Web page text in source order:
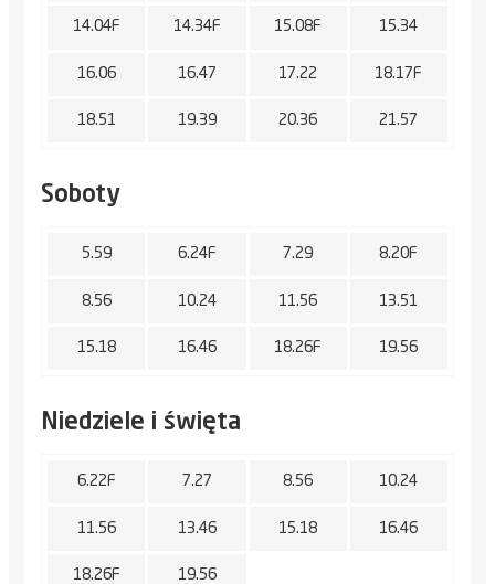
14.04F 14.34F 15.08F 15.34
16.06 16.47 17.22 18.17F
18.51 19.39 20.36 21.57
Soboty
5.59 6.24F 7.29 8.20F
8.56 10.24 11.56 13.51
15.18 16.46 18.26F 19.56
Niedziele i święta
6.22F 7.27 8.56 10.24
11.56 13.46 15.18 16.46
18.26F 19.56